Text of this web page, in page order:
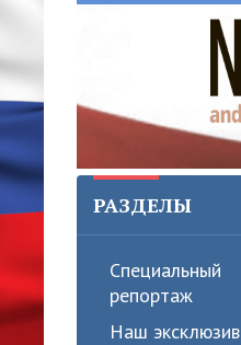
РАЗДЕЛЫ
Специальный
репортаж
Наш эксклюзив